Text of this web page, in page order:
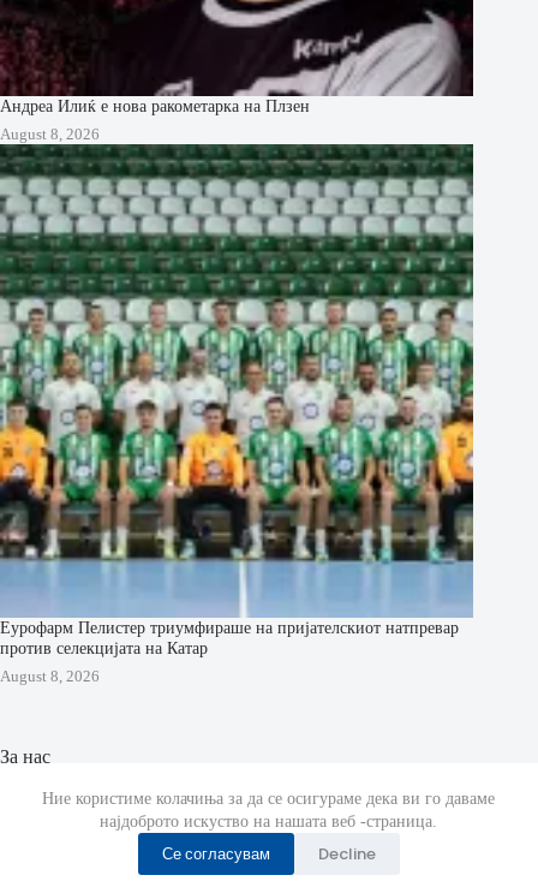
Ние користиме колачиња за да се осигураме дека ви го даваме
најдоброто искуство на нашата веб -страница.
Се согласувам Decline
Андреа Илиќ е нова ракометарка на Плзен
August 8, 2026
Еурофарм Пелистер триумфираше на пријателскиот натпревар
против селекцијата на Катар
August 8, 2026
За нас
МК Ракомет страницата е отворена на 29 Октомври 2019
Страната известува за случувањата во ракометот низ